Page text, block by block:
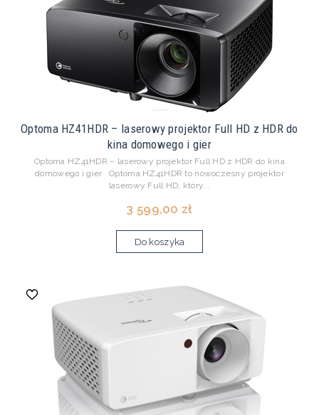
Optoma HZ41HDR – laserowy projektor Full HD z HDR do
kina domowego i gier
Optoma HZ41HDR – laserowy projektor Full HD z HDR do kina
domowego i gier Optoma HZ41HDR to nowoczesny projektor
laserowy Full HD, który...
3 599,00 zł
Do koszyka